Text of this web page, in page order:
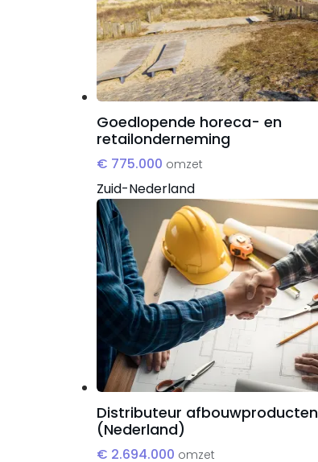
Goedlopende horeca- en
retailonderneming
€ 775.000 omzet
Zuid-Nederland
Distributeur afbouwproducten
(Nederland)
€ 2.694.000 omzet